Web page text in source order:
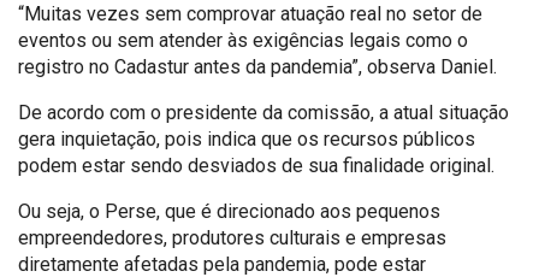
“Muitas vezes sem comprovar atuação real no setor de
eventos ou sem atender às exigências legais como o
registro no Cadastur antes da pandemia”, observa Daniel.
De acordo com o presidente da comissão, a atual situação
gera inquietação, pois indica que os recursos públicos
podem estar sendo desviados de sua finalidade original.
Ou seja, o Perse, que é direcionado aos pequenos
empreendedores, produtores culturais e empresas
diretamente afetadas pela pandemia, pode estar